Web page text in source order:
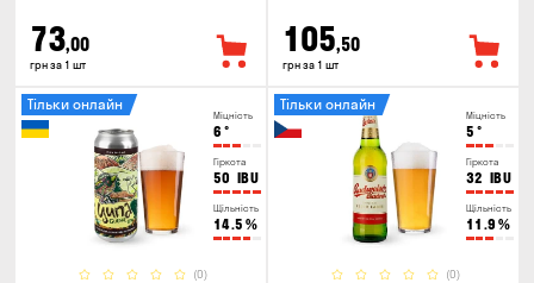
73,00
грн за 1 шт
105,50
грн за 1 шт
Міцність
6 °
Гіркота
50 IBU
Щільність
14.5 %
(0)
Тільки онлайн
Міцність
5 °
Гіркота
32 IBU
Щільність
11.9 %
(0)
Тільки онлайн